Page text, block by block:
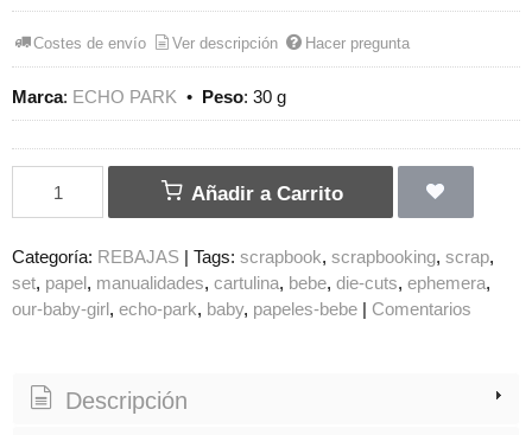
Costes de envío Ver descripción Hacer pregunta
Marca: ECHO PARK • Peso: 30 g
Añadir a Carrito
Categoría: REBAJAS | Tags: scrapbook scrapbooking scrap
set papel manualidades cartulina bebe die-cuts ephemera
our-baby-girl echo-park baby papeles-bebe | Comentarios
Descripción